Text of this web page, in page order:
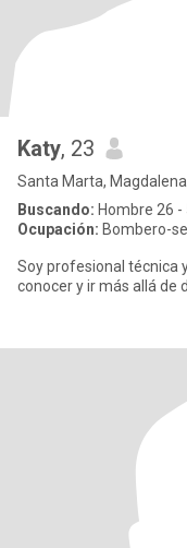
Katy, 23
Santa Marta,
Buscando: Hombre 26 -
Ocupación: Bombero-
Soy profesional técnica
conocer y ir más allá de